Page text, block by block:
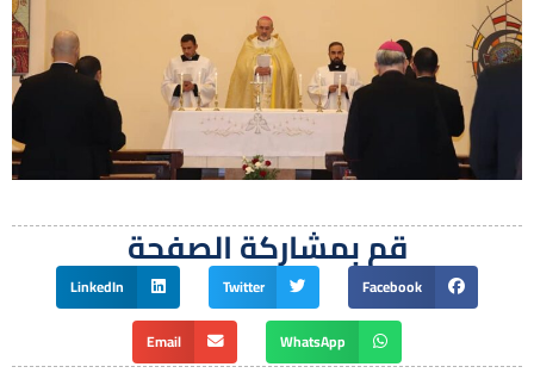
قم بمشاركة الصفحة
Facebook
Twitter
LinkedIn
WhatsApp
Email